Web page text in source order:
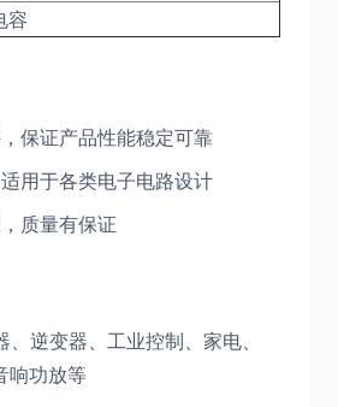
容
保证产品性能稳定可靠
用于各类电子电路设计
质量有保证
逆变器、工业控制、家电、
响功放等